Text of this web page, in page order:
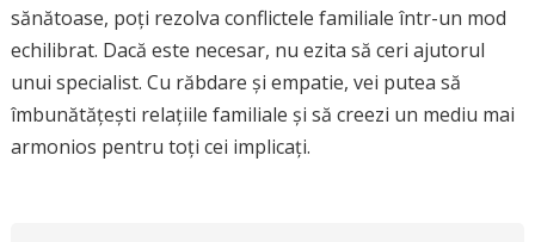
sănătoase, poți rezolva conflictele familiale într-un mod
echilibrat. Dacă este necesar, nu ezita să ceri ajutorul
unui specialist. Cu răbdare și empatie, vei putea să
îmbunătățești relațiile familiale și să creezi un mediu mai
armonios pentru toți cei implicați.